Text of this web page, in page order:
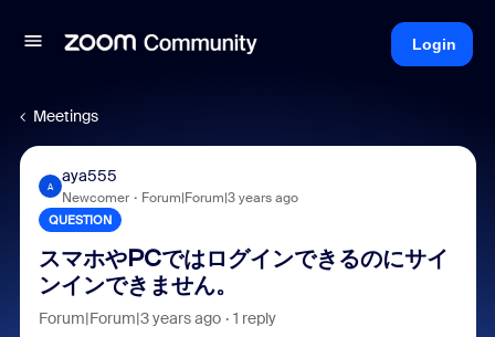
Login
Meetings
A
aya555
Newcomer Forum|Forum|3 years ago
QUESTION
スマホやPCではログインできるのにサイ
ンインできません。
Forum|Forum|3 years ago 1 reply